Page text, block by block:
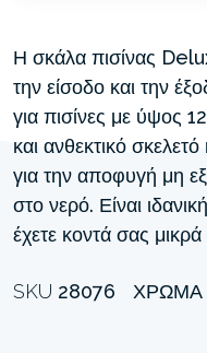
Η σκάλα πισίνας
την είσοδο και την
για πισίνες με ύψος
και ανθεκτικό
για την αποφυγή μη
στο νερό. Είναι
έχετε κοντά σας μικρά
SKU 28076 ΧΡΏΜΑ